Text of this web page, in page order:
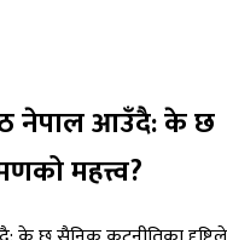
नेपाल आउँदै: के छ
महत्त्व?